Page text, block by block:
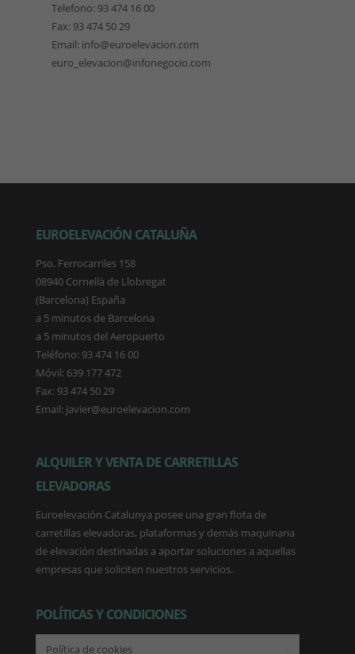
Telefono: 93 474 16 00
Fax: 93 474 50 29
Email: info@euroelevacion.com
euro_elevacion@infonegocio.com
EUROELEVACIÓN CATALUÑA
Pso. Ferrocarriles 158
08940 Cornellà de Llobregat
(Barcelona) España
a 5 minutos de Barcelona
a 5 minutos del Aeropuerto
Teléfono: 93 474 16 00
Móvil: 639 177 472
Fax: 93 474 50 29
Email: javier@euroelevacion.com
ALQUILER Y VENTA DE CARRETILLAS
ELEVADORAS
Euroelevación Catalunya posee una gran flota de
carretillas elevadoras, plataformas y demás maquinaria
de elevación destinadas a aportar soluciones a aquellas
empresas que soliciten nuestros servicios.
POLÍTICAS Y CONDICIONES
Política de cookies